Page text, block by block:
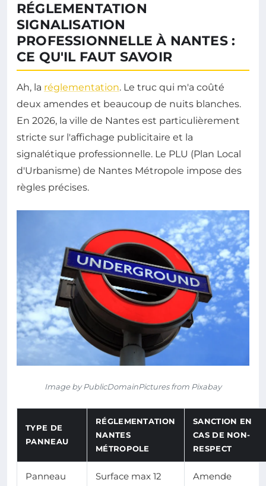
RÉGLEMENTATION
SIGNALISATION
PROFESSIONNELLE À NANTES :
CE QU'IL FAUT SAVOIR
Ah, la réglementation. Le truc qui m'a coûté
deux amendes et beaucoup de nuits blanches.
En 2026, la ville de Nantes est particulièrement
stricte sur l'affichage publicitaire et la
signalétique professionnelle. Le PLU (Plan Local
d'Urbanisme) de Nantes Métropole impose des
règles précises.
Image by PublicDomainPictures from Pixabay
TYPE DE
PANNEAU
RÉGLEMENTATION
NANTES
MÉTROPOLE
SANCTION EN
CAS DE NON-
RESPECT
Panneau
Surface max 12
Amende